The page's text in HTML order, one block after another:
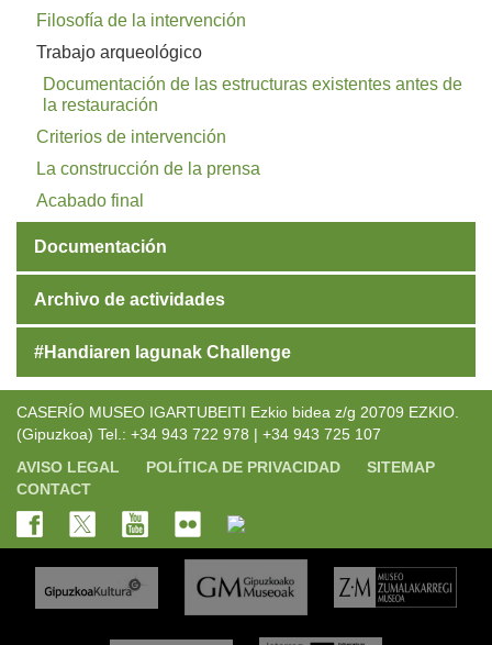
Filosofía de la intervención
Trabajo arqueológico
Documentación de las estructuras existentes antes de
la restauración
Criterios de intervención
La construcción de la prensa
Acabado final
Documentación
Archivo de actividades
#Handiaren lagunak Challenge
CASERÍO MUSEO IGARTUBEITI Ezkio bidea z/g 20709 EZKIO.
(Gipuzkoa) Tel.: +34 943 722 978 | +34 943 725 107
AVISO LEGAL
POLÍTICA DE PRIVACIDAD
SITEMAP
CONTACT